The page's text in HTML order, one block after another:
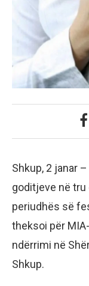
Shkup, 2 janar
goditjeve në
periudhës së
theksoi për
ndërrimi në
Shkup.